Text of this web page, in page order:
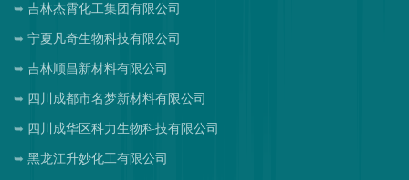
吉林杰霄化工集团有限公司
宁夏凡奇生物科技有限公司
吉林顺昌新材料有限公司
四川成都市名梦新材料有限公司
四川成华区科力生物科技有限公司
黑龙江升妙化工有限公司